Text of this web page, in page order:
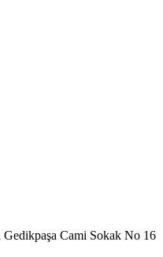
Cami Sokak No 16